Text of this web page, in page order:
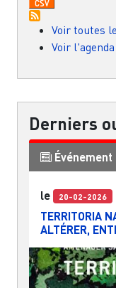
Voir toutes
Voir l'agenda
Derniers
Événement
le 20-02-2026
TERRITORIA
ALTÉRER,